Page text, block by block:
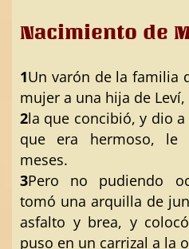
Nacimiento de
1Un varón de la familia
mujer a una hija de Leví,
2la que concibió, y dio
que era hermoso, le
meses.
3Pero no pudiendo
tomó una arquilla de
asfalto y brea, y
puso en un carrizal a la